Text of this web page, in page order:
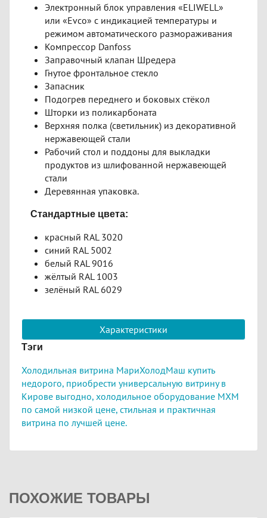
Электронный блок управления «ELIWELL»
или «Evco» с индикацией температуры и
режимом автоматического размораживания
Компрессор Danfoss
Заправочный клапан Шредера
Гнутое фронтальное стекло
Запасник
Подогрев переднего и боковых стёкол
Шторки из поликарбоната
Верхняя полка (светильник) из декоративной
нержавеющей стали
Рабочий стол и поддоны для выкладки
продуктов из шлифованной нержавеющей
стали
Деревянная упаковка.
Стандартные цвета:
красный RAL 3020
синий RAL 5002
белый RAL 9016
жёлтый RAL 1003
зелёный RAL 6029
Характеристики
Тэги
Холодильная витрина МариХолодМаш купить
недорого, приобрести универсальную витрину в
Кирове выгодно, холодильное оборудование МХМ
по самой низкой цене, стильная и практичная
витрина по лучшей цене.
ПОХОЖИЕ ТОВАРЫ